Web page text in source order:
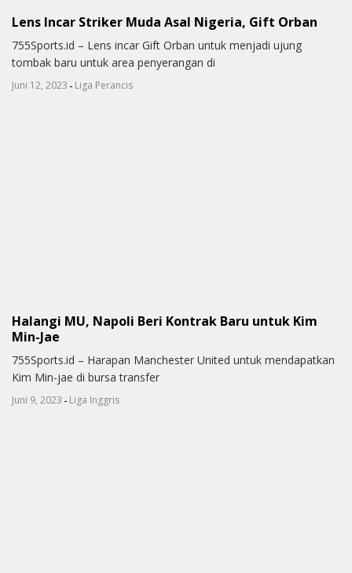
Lens Incar Striker Muda Asal Nigeria, Gift Orban
755Sports.id – Lens incar Gift Orban untuk menjadi ujung
tombak baru untuk area penyerangan di
Juni 12, 2023 - Liga Perancis
Halangi MU, Napoli Beri Kontrak Baru untuk Kim
Min-Jae
755Sports.id – Harapan Manchester United untuk mendapatkan
Kim Min-jae di bursa transfer
Juni 9, 2023 - Liga Inggris